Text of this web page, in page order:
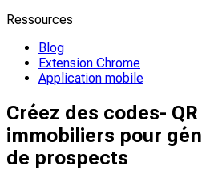
Ressources
Blog
Extension Chrome
Application mobile
Créez des codes-
immobiliers pour
de prospects